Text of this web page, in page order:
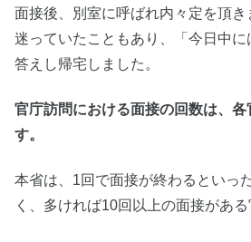
面接後、別室に呼ばれ内々定を頂き
迷っていたこともあり、「今日中
答えし帰宅しました。
官庁訪問における面接の回数は、各
す。
本省は、1回で面接が終わるといっ
く、多ければ10回以上の面接がある